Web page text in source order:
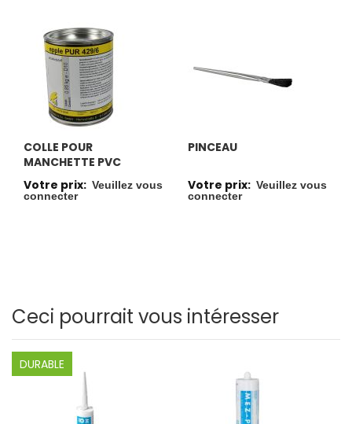
COLLE POUR
MANCHETTE PVC
Votre prix: Veuillez vous
connecter
PINCEAU
Votre prix: Veuillez vous
connecter
Ceci pourrait vous intéresser
DURABLE